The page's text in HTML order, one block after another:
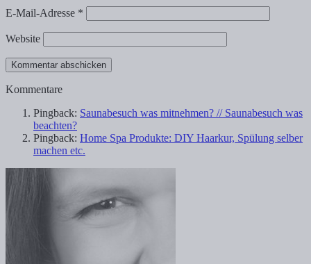
E-Mail-Adresse *
Website
Kommentare
Pingback: Saunabesuch was mitnehmen? // Saunabesuch was
beachten?
Pingback: Home Spa Produkte: DIY Haarkur, Spülung selber
machen etc.